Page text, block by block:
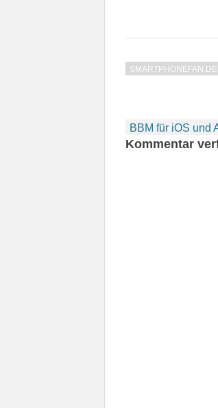
SMARTPHONEFAN.DE
BBM für iOS und
Kommentar